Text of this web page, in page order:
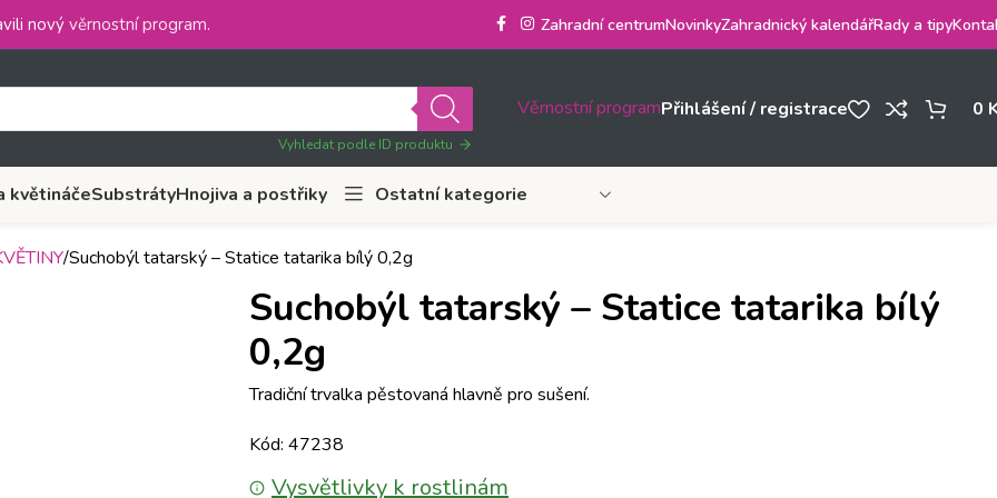
nový věrnostní program. Zahradní centrumNovinkyZahradnický kalendářRady a tipy
Vyhledat podle ID produktu
Věrnostní programPřihlášení / registrace 0
květináčeSubstrátyHnojiva a postřiky Ostatní kategorie
Suchobýl tatarský – Statice tatarika bílý 0,2g
Suchobýl tatarský – Statice tatarika bílý
0,2g
Tradiční trvalka pěstovaná hlavně pro sušení.
Kód: 47238
Vysvětlivky k rostlinám